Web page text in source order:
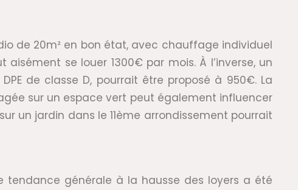
de 20m² en bon état, avec chauffage individuel
se louer 1300€ par mois. À l’inverse, un
de classe D, pourrait être proposé à 950€. La
sur un espace vert peut également influencer
un jardin dans le 11ème arrondissement pourrait
tendance générale à la hausse des loyers a été